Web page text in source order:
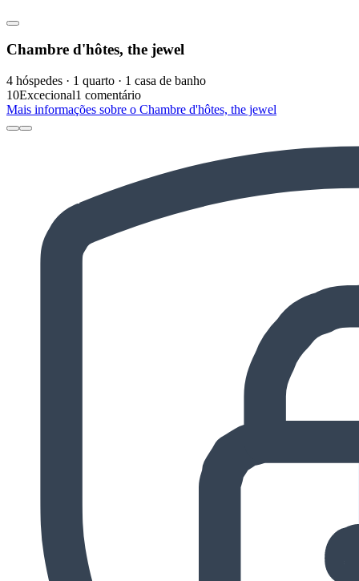
Chambre d'hôtes, the jewel
4 hóspedes · 1 quarto · 1 casa de banho
10Excecional1 comentário
Mais informações sobre o Chambre d'hôtes, the jewel